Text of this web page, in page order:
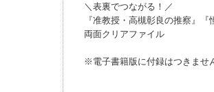
＼表裏でつながる！／
『准教授・高槻彰良の推察』
両面クリアファイル
※電子書籍版に付録はつきませ